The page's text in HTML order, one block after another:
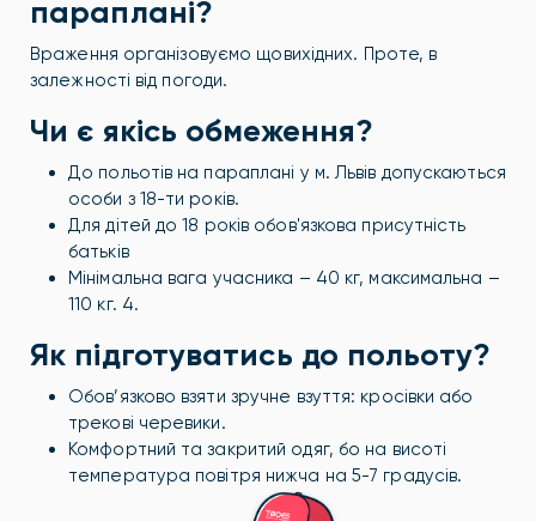
параплані?
Враження організовуємо щовихідних. Проте, в
залежності від погоди.
Чи є якісь обмеження?
До польотів на параплані у м. Львів допускаються
особи з 18-ти років.
Для дітей до 18 років обов'язкова присутність
батьків
Мінімальна вага учасника – 40 кг, максимальна –
110 кг. 4.
Як підготуватись до польоту?
Обов’язково взяти зручне взуття: кросівки або
трекові черевики.
Комфортний та закритий одяг, бо на висоті
температура повітря нижча на 5-7 градусів.